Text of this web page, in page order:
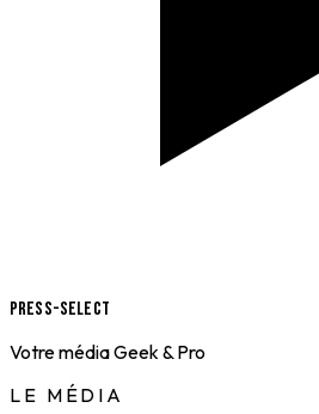
Press-Select
Votre média Geek & Pro
LE MÉDIA